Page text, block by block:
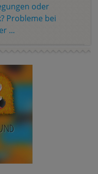
oder
Probleme bei
...